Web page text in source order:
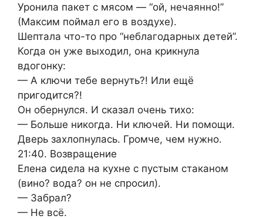
Уронила пакет с мясом — “ой, нечаянно!”
(Максим поймал его в воздухе).
Шептала что-то про “неблагодарных детей”.
Когда он уже выходил, она крикнула
вдогонку:
— А ключи тебе вернуть?! Или ещё
пригодится?!
Он обернулся. И сказал очень тихо:
— Больше никогда. Ни ключей. Ни помощи.
Дверь захлопнулась. Громче, чем нужно.
21:40. Возвращение
Елена сидела на кухне с пустым стаканом
(вино? вода? он не спросил).
— Забрал?
— Не всё.